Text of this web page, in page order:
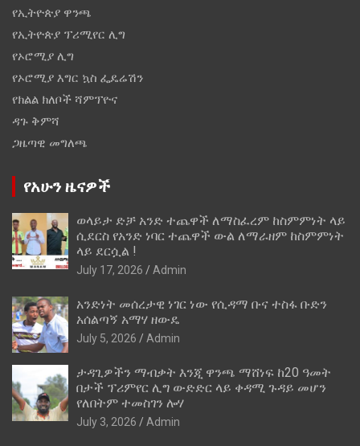
የኢትዮጵያ ዋንጫ
የኢትዮጵያ ፕሪሚየር ሊግ
የኦሮሚያ ሊግ
የኦሮሚያ እግር ኳስ ፌዴሬሽን
የክልል ክለቦች ሻምፕዮና
ዳጉ ቅምሻ
ጋዜጣዊ መግለጫ
የአሁን ዜናዎች
ወላይታ ድቻ አንድ ተጨዋች ለማስፈረም ከስምምነት ላይ
ሲደርስ የአንድ ነባር ተጨዋች ውል ለማራዘም ከስምምነት
ላይ ደርሷል !
July 17, 2026 Admin
አንድነት መሰረታዊ ነገር ነው የሲዳማ ቡና ተስፋ ቡድን
አሰልጣኝ አማሃ ዘውዴ
July 5, 2026 Admin
ታዳጊዎችን ማብቃት እንጂ ዋንጫ ማሸነፍ ከ20 ዓመት
በታች ፕሪምየር ሊግ ውድድር ላይ ቀዳሚ ጉዳይ መሆን
የለበትም ተመስገን ሎሃ
July 3, 2026 Admin